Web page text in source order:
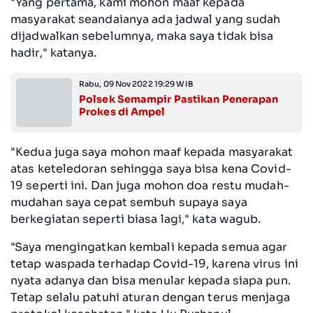
masyarakat seandaianya ada jadwal yang sudah
dijadwalkan sebelumnya, maka saya tidak bisa
hadir," katanya.
Rabu, 09 Nov 2022 19:29 WIB
Polsek Semampir Pastikan Penerapan
Prokes di Ampel
"Kedua juga saya mohon maaf kepada masyarakat
atas keteledoran sehingga saya bisa kena Covid-
19 seperti ini. Dan juga mohon doa restu mudah-
mudahan saya cepat sembuh supaya saya
berkegiatan seperti biasa lagi," kata wagub.
"Saya mengingatkan kembali kepada semua agar
tetap waspada terhadap Covid-19, karena virus ini
nyata adanya dan bisa menular kepada siapa pun.
Tetap selalu patuhi aturan dengan terus menjaga